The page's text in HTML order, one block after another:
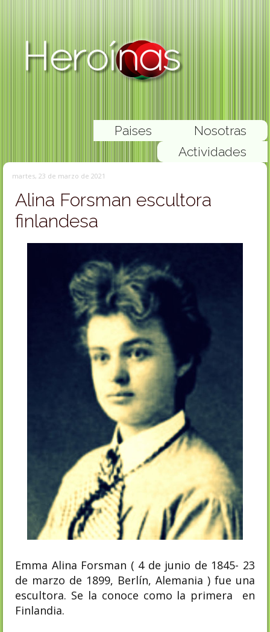
Nosotras
Paises
Actividades
martes, 23 de marzo de 2021
Alina Forsman escultora
finlandesa
Emma Alina Forsman ( 4 de junio de 1845- 23
de marzo de 1899, Berlín, Alemania ) fue una
escultora. Se la conoce como la primera en
Finlandia.